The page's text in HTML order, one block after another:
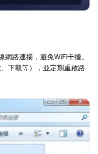
路連接，避免WiFi干擾。
下載等），並定期重啟路